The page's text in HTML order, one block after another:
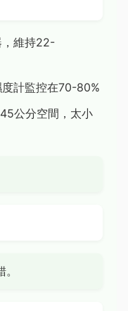
，維持22-
度計監控在70-80%
公分空間，太小